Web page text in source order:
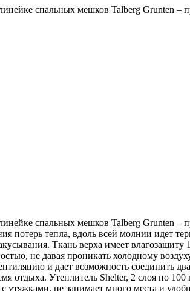
спальных мешков Talberg Grunten –
спальных мешков Talberg Grunten –
тепла, вдоль всей молнии идет
Ткань верха имеет влагозащиту
не давая проникать холодному
и дает возможность соединить
отдыха. Утеплитель Shelter, 2 слоя по
не занимает много места и